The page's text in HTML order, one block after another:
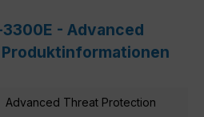
- Advanced
Advanced Threat Protection